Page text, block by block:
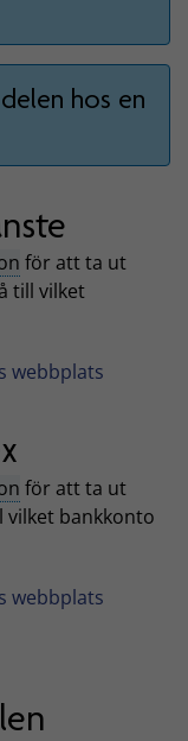
hos en
för att ta ut
till vilket
webbplats
för att ta ut
vilket bankkonto
webbplats